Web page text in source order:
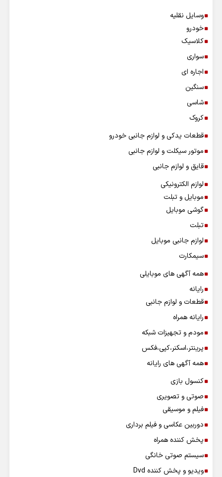
وسایل نقلیه
خودرو
کلاسیک
سواری
اجاره ای
سنگین
شاسی
کروک
قطعات یدکی و لوازم جانبی خودرو
موتور سیکلت و لوازم جانبی
قایق و لوازم جانبی
لوازم الکترونیکی
موبایل و تبلت
گوشی موبایل
تبلت
لوازم جانبی موبایل
سیمکارت
همه آگهی های موبایلی
رایانه
قطعات و لوازم جانبی
رایانه همراه
مودم و تجهیزات شبکه
پرینتر،اسکنر،کپی،فکس
همه آگهی های رایانه
کنسول بازی
صوتی و تصویری
فیلم و موسیقی
دوربین عکاسی و فیلم برداری
پخش کننده همراه
سیستم صوتی خانگی
ویدیو و پخش کننده Dvd